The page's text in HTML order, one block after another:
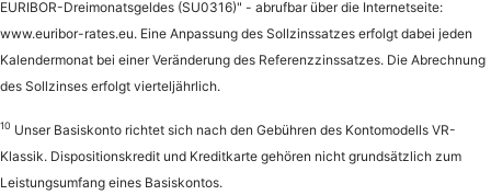
EURIBOR-Dreimonatsgeldes (SU0316)" - abrufbar über die Internetseite:
www.euribor-rates.eu. Eine Anpassung des Sollzinssatzes erfolgt dabei jeden
Kalendermonat bei einer Veränderung des Referenzzinssatzes. Die Abrechnung
des Sollzinses erfolgt vierteljährlich.
10 Unser Basiskonto richtet sich nach den Gebühren des Kontomodells VR-
Klassik. Dispositionskredit und Kreditkarte gehören nicht grundsätzlich zum
Leistungsumfang eines Basiskontos.